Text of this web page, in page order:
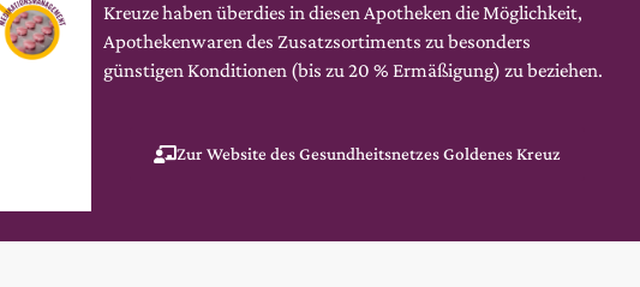
Kreuze haben überdies in diesen Apotheken die Möglichkeit,
Apothekenwaren des Zusatzsortiments zu besonders
günstigen Konditionen (bis zu 20 % Ermäßigung) zu beziehen.
Zur Website des Gesundheitsnetzes Goldenes Kreuz